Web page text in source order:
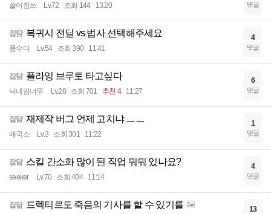
쓸어짐쓰 Lv.72 조회 144 13:20 댓글
잡담 복귀시 전딜 vs 법사 선택해주세요
용수디 Lv.54 조회 390 11:41
4
댓글
잡담 플라잉 브루토 타고싶다
닉네임너무 Lv.28 조회 701 추천 4 11:27
6
댓글
잡담 재제작 버그 언제 고치냐 ㅡㅡ
애국소 Lv.3 조회 301 11:22
1
댓글
잡담 스킬 간소화 많이 된 직업 뭐뭐 있나요?
seeker Lv.70 조회 404 11:14
4
댓글
잡담 드렉티르도 죽음의 기사를 할 수 있기를 13